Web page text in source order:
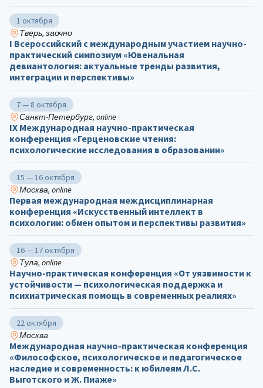
1 октября
Тверь, заочно
I Всероссийский с международным участием научно-
практический симпозиум «Ювенальная
девиантология: актуальные тренды развития,
интеграции и перспективы»
7 — 8 октября
Санкт-Петербург, online
IX Международная научно-практическая
конференция «Герценовские чтения:
психологические исследования в образовании»
15 — 16 октября
Москва, online
Первая международная междисциплинарная
конференция «Искусственный интеллект в
психологии: обмен опытом и перспективы развития»
16 — 17 октября
Тула, online
Научно-практическая конференция «От уязвимости к
устойчивости — психологическая поддержка и
психиатрическая помощь в современных реалиях»
22 октября
Москва
Международная научно-практическая конференция
«Философское, психологическое и педагогическое
наследие и современность: к юбилеям Л.С.
Выготского и Ж. Пиаже»